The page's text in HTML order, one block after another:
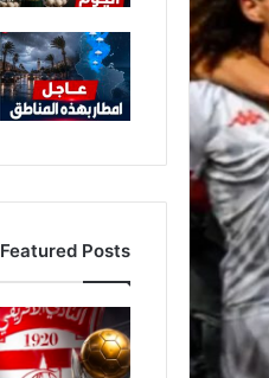
Featured Posts
قائمة
منافسي
النادي